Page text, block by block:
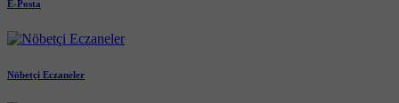
E-Posta
Nöbetçi Eczaneler